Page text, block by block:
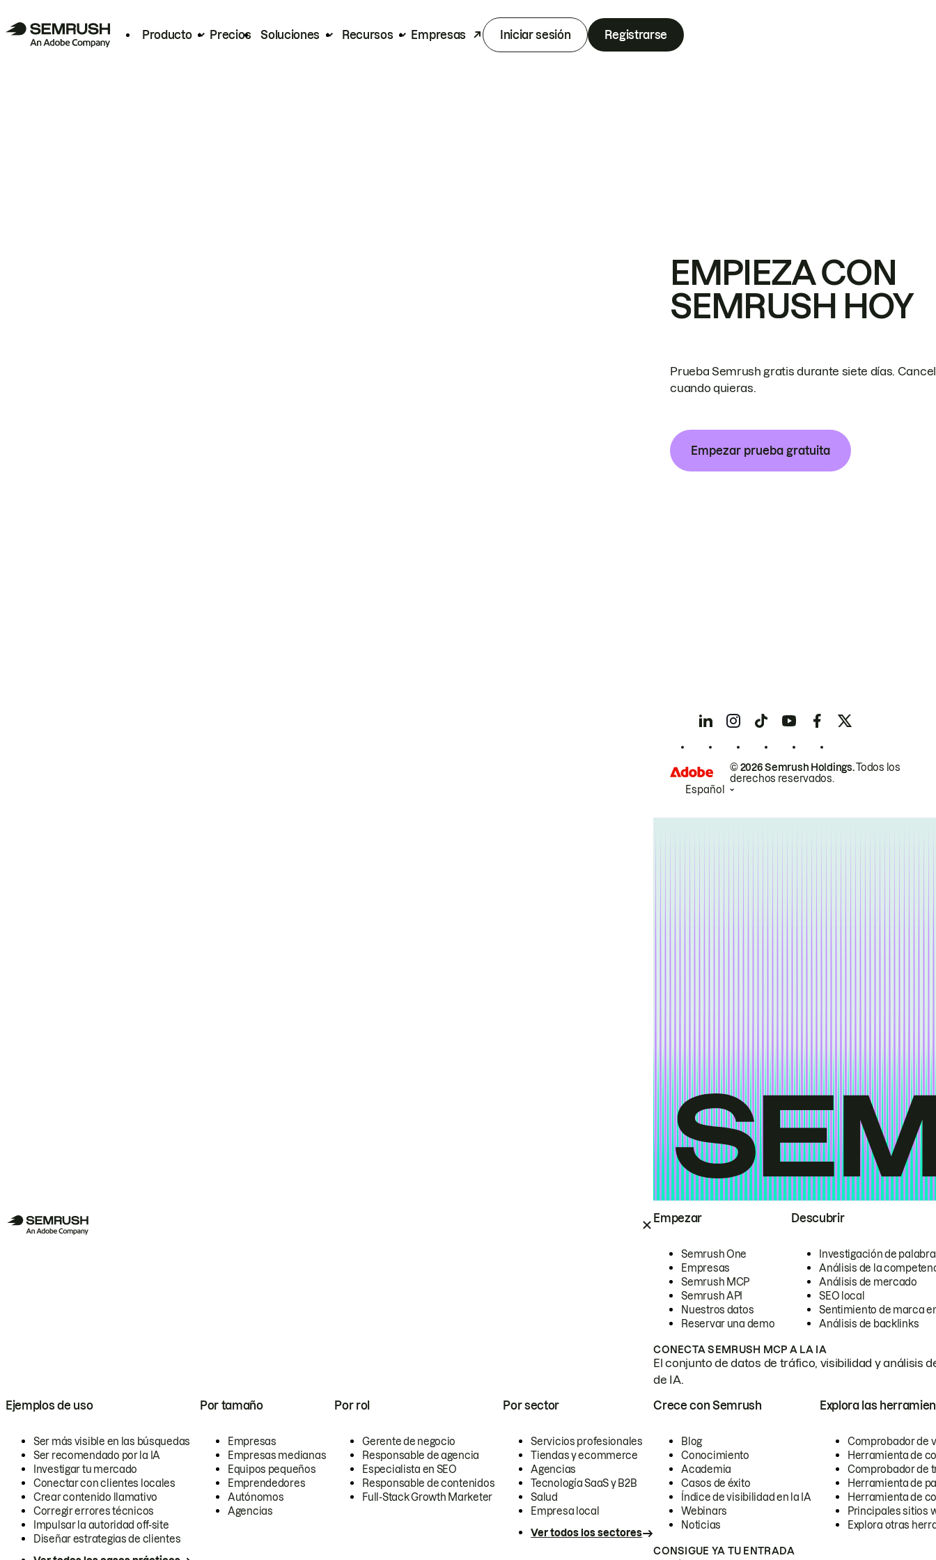
Producto Precios Soluciones Recursos Empresas Iniciar sesión Registrarse
Empezar
Semrush One
Empresas
Semrush MCP
Semrush API
Nuestros datos
Reservar una demo
Descubrir
Investigación de
Análisis de la
Análisis de mercado
SEO local
Sentimiento de marca
Análisis de backlinks
CONECTA SEMRUSH MCP A LA IA
El conjunto de datos de tráfico, visibilidad y análisis
de IA.
Ejemplos de uso
Ser más visible en las búsquedas
Ser recomendado por la IA
Investigar tu mercado
Conectar con clientes locales
Crear contenido llamativo
Corregir errores técnicos
Impulsar la autoridad off-site
Diseñar estrategias de clientes
Por tamaño
Empresas
Empresas medianas
Equipos pequeños
Emprendedores
Autónomos
Agencias
Por rol
Gerente de negocio
Responsable de agencia
Especialista en SEO
Responsable de contenidos
Full-Stack Growth Marketer
Por sector
Servicios profesionales
Tiendas y ecommerce
Agencias
Tecnología SaaS y B2B
Salud
Empresa local
Ver todos los sectores
Crece con Semrush
Blog
Conocimiento
Academia
Casos de éxito
Índice de visibilidad en la IA
Webinars
Noticias
Explora las
Comprobador de
Herramienta de
Comprobador de
Herramienta de
Herramienta de
Principales sitios
Explora otras
CONSIGUE YA TU ENTRADA
EMPIEZA CON
SEMRUSH HOY
Prueba Semrush gratis durante siete días.
cuando quieras.
Empezar prueba gratuita
© 2026 Semrush Holdings.Todos los
derechos reservados.
Español